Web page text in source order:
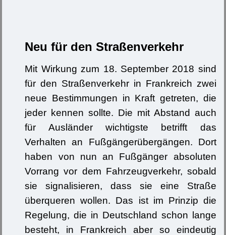
Neu für den Straßenverkehr
Mit Wirkung zum 18. September 2018 sind
für den Straßenverkehr in Frankreich zwei
neue Bestimmungen in Kraft getreten, die
jeder kennen sollte. Die mit Abstand auch
für Ausländer wichtigste betrifft das
Verhalten an Fußgängerübergängen. Dort
haben von nun an Fußgänger absoluten
Vorrang vor dem Fahrzeugverkehr, sobald
sie signalisieren, dass sie eine Straße
überqueren wollen. Das ist im Prinzip die
Regelung, die in Deutschland schon lange
besteht, in Frankreich aber so eindeutig